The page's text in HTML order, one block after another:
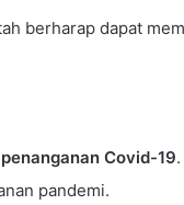
berharap dapat
penanganan Covid-19.
pandemi.